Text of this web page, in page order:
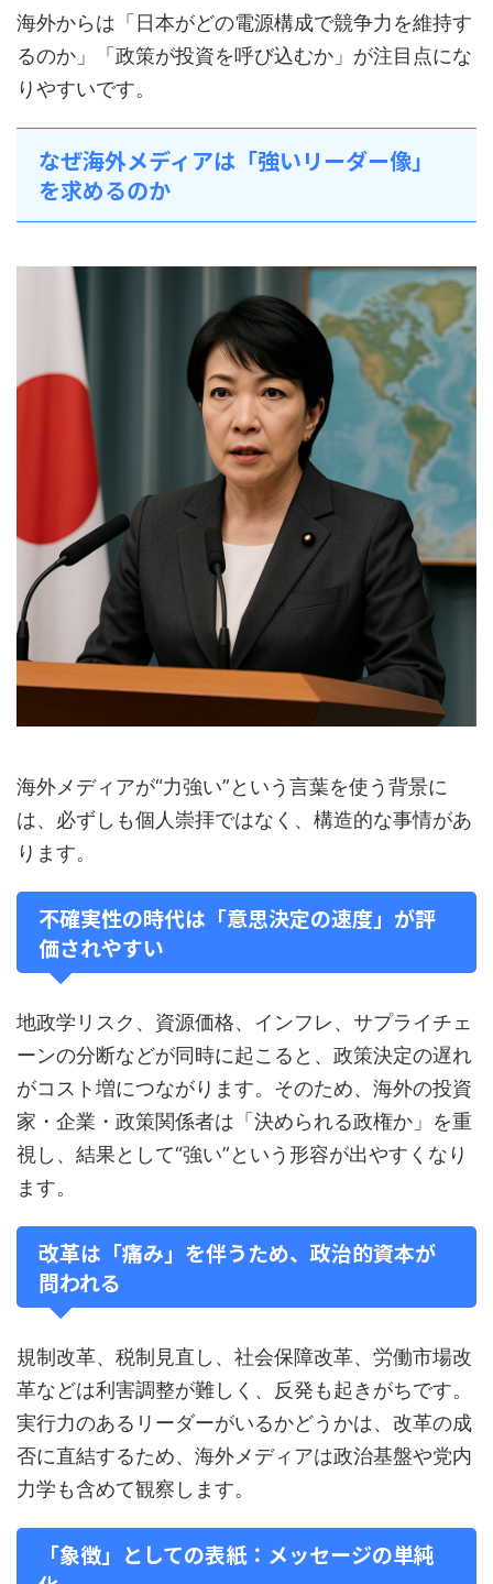
海外からは「日本がどの電源構成で競争力を維持す
るのか」「政策が投資を呼び込むか」が注目点にな
りやすいです。
なぜ海外メディアは「強いリーダー像」
を求めるのか
海外メディアが“力強い”という言葉を使う背景に
は、必ずしも個人崇拝ではなく、構造的な事情があ
ります。
不確実性の時代は「意思決定の速度」が評
価されやすい
地政学リスク、資源価格、インフレ、サプライチェ
ーンの分断などが同時に起こると、政策決定の遅れ
がコスト増につながります。そのため、海外の投資
家・企業・政策関係者は「決められる政権か」を重
視し、結果として“強い”という形容が出やすくなり
ます。
改革は「痛み」を伴うため、政治的資本が
問われる
規制改革、税制見直し、社会保障改革、労働市場改
革などは利害調整が難しく、反発も起きがちです。
実行力のあるリーダーがいるかどうかは、改革の成
否に直結するため、海外メディアは政治基盤や党内
力学も含めて観察します。
「象徴」としての表紙：メッセージの単純